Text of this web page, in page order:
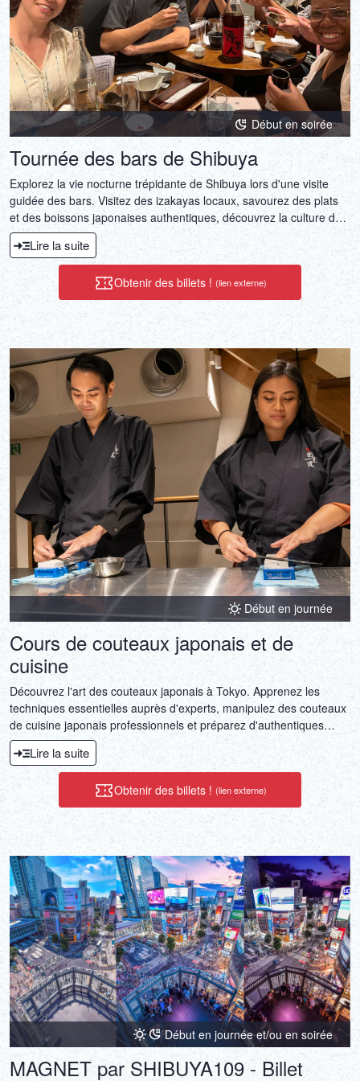
Début en soirée
Tournée des bars de Shibuya
Explorez la vie nocturne trépidante de Shibuya lors d'une visite
guidée des bars. Visitez des izakayas locaux, savourez des plats
et des boissons japonaises authentiques, découvrez la culture des
bars à Tokyo et explorez des lieux secrets prisés des Tokyoïtes.
Lire la suite
Obtenir des billets ! (lien externe)
Début en journée
Cours de couteaux japonais et de
cuisine
Découvrez l'art des couteaux japonais à Tokyo. Apprenez les
techniques essentielles auprès d'experts, manipulez des couteaux
de cuisine japonais professionnels et préparez d'authentiques
plats japonais lors d'un atelier pratique.
Lire la suite
Obtenir des billets ! (lien externe)
Début en journée et/ou en soirée
MAGNET par SHIBUYA109 - Billet